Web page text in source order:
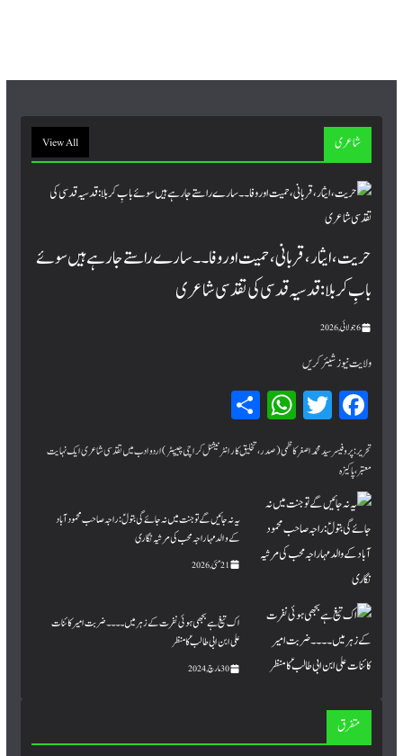
شاعری View All
حریت، ایثار، قربانی، حمیت اور وفا۔۔ سارے راستے جا رہے ہیں سوئے
بابِ کربلا : قدسیہ قدسی کی تقدسی شاعری
6 جولائی, 2026
ولایت نیوز شیئر کریں
Fa
ce
bo
ok
T
wi
tte
r
W
hat
sA
Sh
ar
e
تحریر:پروفیسر سید محمد اصغر کاظمی (صدر، تخلیق کار انٹرنیشنل کراچی چیپٹر) اردو ادب میں تقدسی شاعری ایک نہایت
معتبر، پاکیزہ
یہ نہ جائیں گے تو جنت میں نہ جائے گی بتولؑ: راجہ صاحب محمود آباد
کے والد مہاراجہ محب کی مرثیہ نگاری
21 مئی, 2026
اک تیغ ہے بجھی ہوئی نفرت کے زہر میں۔۔۔۔ ضربت امیر کائنات
علی ابن ابی طالبؑ کا منظر
30 مارچ, 2024
متفرق